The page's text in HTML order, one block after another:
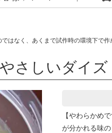
はなく、あくまで試作時の環境下で作
さしいダイズ
【やわらかめ
が分かれる味の